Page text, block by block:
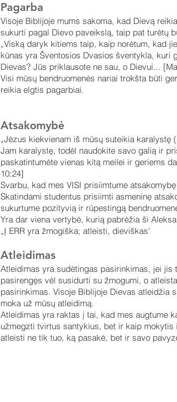
Pagarba
Visoje Biblijoje mums sakoma, kad Dievą
sukurti pagal Dievo paveikslą, taip pat turėtų
„Viską daryk kitiems taip, kaip norėtum, kad
kūnas yra Šventosios Dvasios šventykla, kuri
Dievas? Jūs priklausote ne sau, o Dievui...
Visi mūsų bendruomenės nariai trokšta būti
reikia elgtis pagarbiai.
Atsakomybė
„Jėzus kiekvienam iš mūsų suteikia
Jam karalystę, todėl naudokite savo galią ir
paskatintumėte vienas kitą meilei ir geriems
10:24]
Svarbu, kad mes VISI prisiimtume
Skatindami studentus prisiimti asmeninę
sukurtume pozityvią ir rūpestingą
Yra dar viena vertybė, kurią pabrėžia ši
„Į ERR yra žmogiška; atleisti, dieviškas'
Atleidimas
Atleidimas yra sudėtingas pasirinkimas, jei
pasirengęs vėl susidurti su žmogumi, o
pasirinkimas. Visoje Biblijoje Dievas atleidžia
moka už mūsų atleidimą.
Atleidimas yra raktas į tai, kad mes augtume
užmegzti tvirtus santykius, bet ir kaip
atleisti ne tik tuo, ką pasakė, bet ir savo